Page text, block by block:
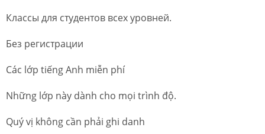
Классы для студентов всех уровней.
Без регистрации
Các lớp tiếng Anh miễn phí
Những lớp này dành cho mọi trình độ.
Quý vị không cần phải ghi danh